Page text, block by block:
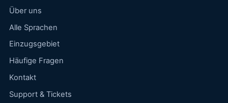
Über uns
Alle Sprachen
Einzugsgebiet
Häufige Fragen
Kontakt
Support & Tickets